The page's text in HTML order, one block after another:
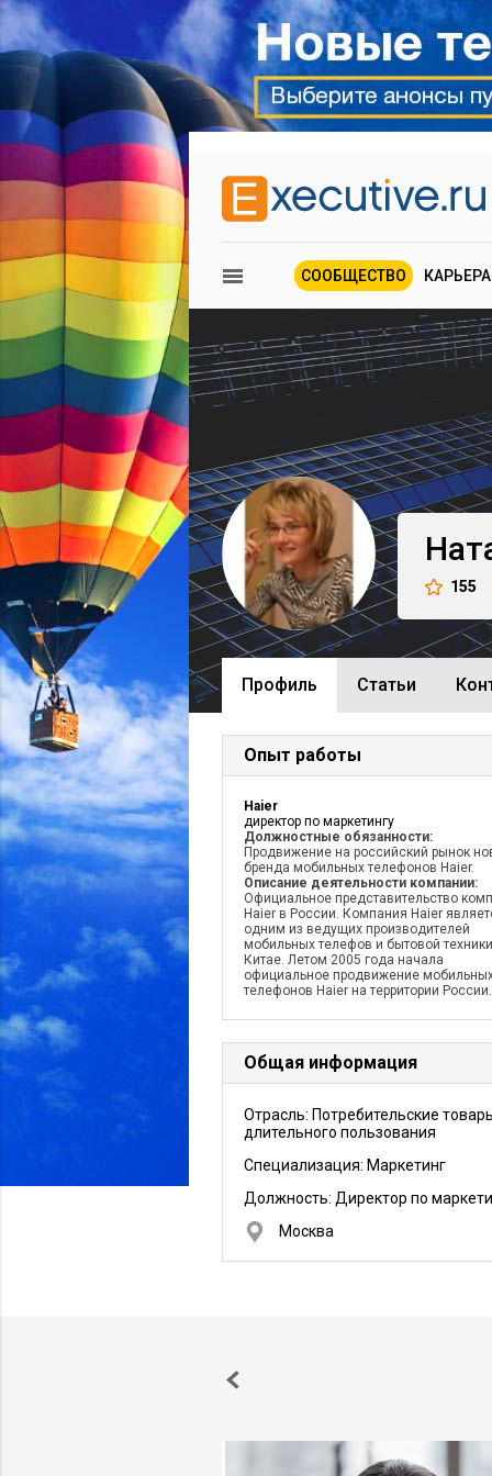
СООБЩЕСТВО КАРЬЕРА
155
Профиль Cтатьи
Опыт работы
Haier
директор по маркетингу
Должностные обязанности:
Продвижение на российский рынок
бренда мобильных телефонов Haier.
Описание деятельности компании:
Официальное представительство
Haier в России. Компания Haier
одним из ведущих производителей
мобильных телефов и бытовой
Китае. Летом 2005 года начала
официальное продвижение
телефонов Haier на территории России.
Общая информация
Отрасль: Потребительские
длительного пользования
Специализация: Маркетинг
Должность: Директор по
Москва